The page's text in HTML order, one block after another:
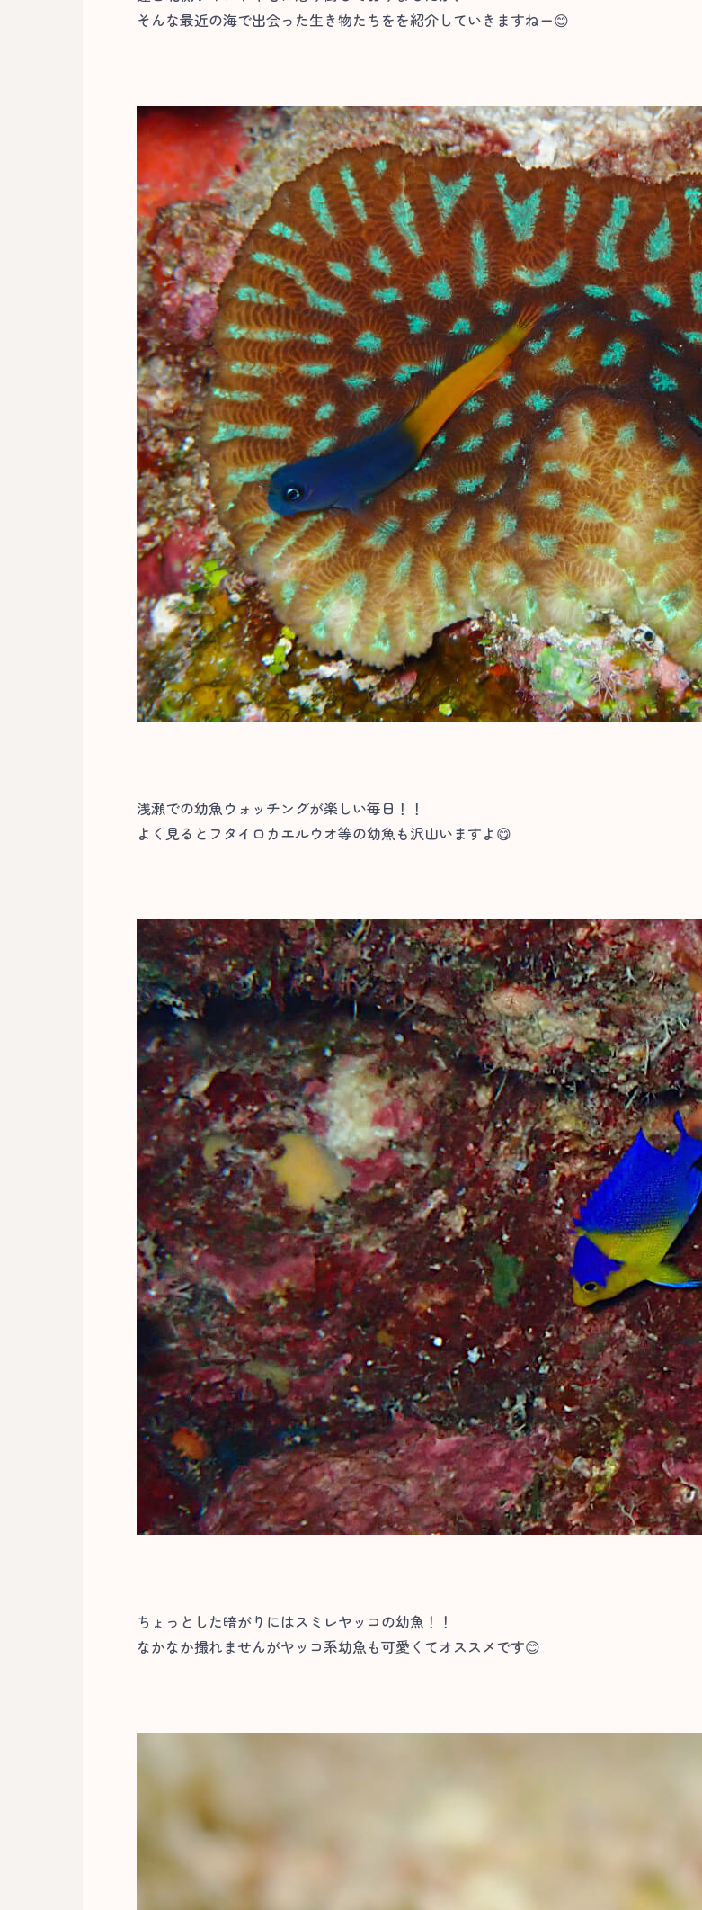
そんな最近の海で出会った生き物たちをを紹介していきますねー😊
浅瀬での幼魚ウォッチングが楽しい毎日！！
よく見るとフタイロカエルウオ等の幼魚も沢山いますよ😋
ちょっとした暗がりにはスミレヤッコの幼魚！！
なかなか撮れませんがヤッコ系幼魚も可愛くてオススメです😊